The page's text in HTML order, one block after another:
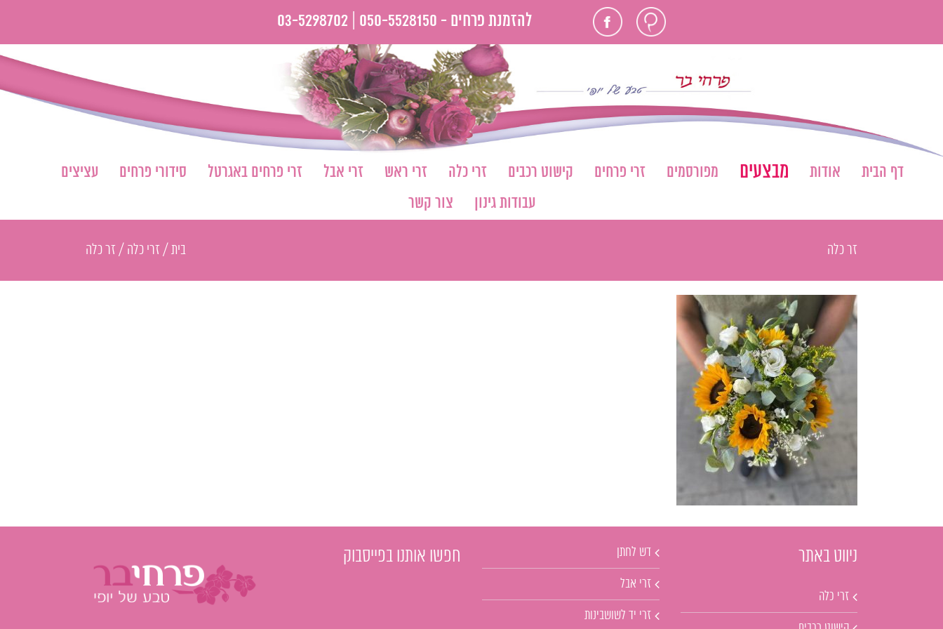
חוות
דעת
פייסבוק להזמנת פרחים - 050-5528150 |
03-5298702
דף הבית אודות מבצעים מפורסמים זרי פרחים קישוט רכבים זרי כלה זרי ראש זרי אבל זרי פרחים באגרטל סידורי פרחים
עציצים
עבודות גינון
צור קשר
זר כלה בית / זרי כלה / זר כלה
ניווט באתר
זרי כלה
דש לחתן
זרי אבל
זרי יד לשושבינות
חפשו אותנו בפייסבוק